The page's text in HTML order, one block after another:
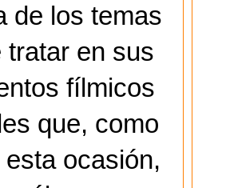
de los temas
tratar en sus
fílmicos
que, como
ocasión,